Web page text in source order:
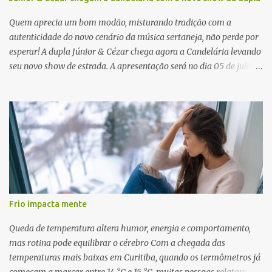
Quem aprecia um bom modão, misturando tradição com a
autenticidade do novo cenário da música sertaneja, não perde por
esperar! A dupla Júnior & Cézar chega agora a Candelária levando
seu novo show de estrada. A apresentação será no dia 05 de julho
barriga diferente. O projeto ‘Simplesmente’ ainda nem foi lançado
por completo e já ver o público cantando com a gente, show após
show, é algo surreal. Muita gente que nos acompanha, desde os
tempos de ‘Clone’ e ‘Golzinho Quadrado’ e, poder seguir juntos
agora, nessa caminhada com ‘Fraquinho de Aparência’, é
gratificante”, comentam os cantores. Além de rodar várias regiões
do Brasil com a agenda de shows, Júnior & Cézar estão lançando
"Simplesmente". O projeto nasceu em 2024, contendo 14 faixas
inéditas, com direção criativa de Fernando Trevisan (Catatau) e
direção musical de Eduardo Pepato....
Frio impacta mente
Queda de temperatura altera humor, energia e comportamento,
mas rotina pode equilibrar o cérebro Com a chegada das
temperaturas mais baixas em Curitiba, quando os termômetros já